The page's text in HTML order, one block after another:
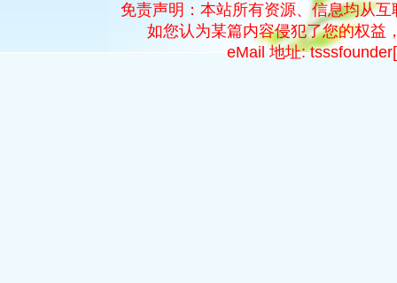
免责声明：本站所有资源、信息均从
如您认为某篇内容侵犯了您的权益
eMail 地址: